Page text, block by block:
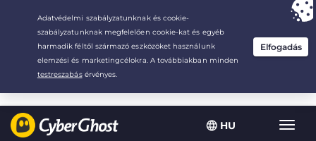
HU
Your choice:The Best Dealfor 3.3333333333333-years at $
/month